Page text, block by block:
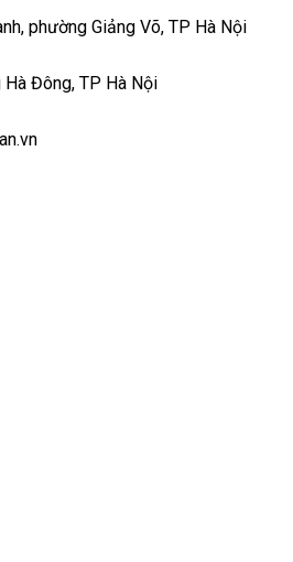
phường Giảng Võ, TP Hà Nội
Đông, TP Hà Nội